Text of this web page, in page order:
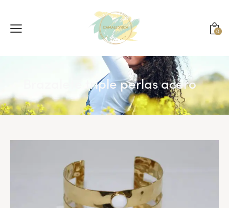
0
Brazalete triple perlas acero